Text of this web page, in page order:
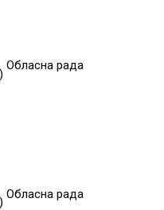
Обласна рада
Обласна рада